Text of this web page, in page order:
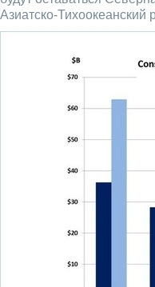
Азиатско-Тихоокеанский